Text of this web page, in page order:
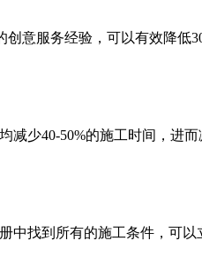
服务经验，可以有效降低
少40-50%的施工时间，进而
找到所有的施工条件，可以